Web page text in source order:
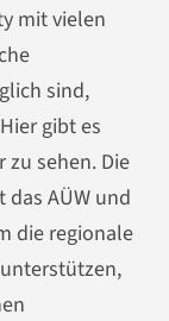
mit vielen
sind,
gibt es
zu sehen. Die
AÜW und
die regionale